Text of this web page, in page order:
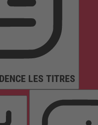
LES TITRES